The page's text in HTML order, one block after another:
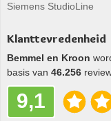
Siemens StudioLine
Klanttevredenheid
Bemmel en Kroon
basis van 46.256
9,1